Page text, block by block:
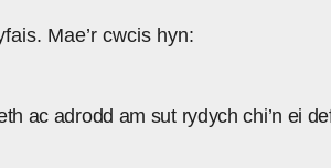
Mae’r cwcis hyn:
ac adrodd am sut rydych chi’n ei